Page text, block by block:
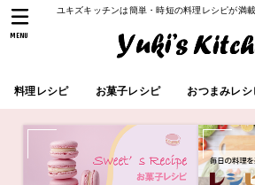
ユキズキッチンは簡単・時短の料理レシピが満
料理レシピ お菓子レシピ おつまみレシ
MENU